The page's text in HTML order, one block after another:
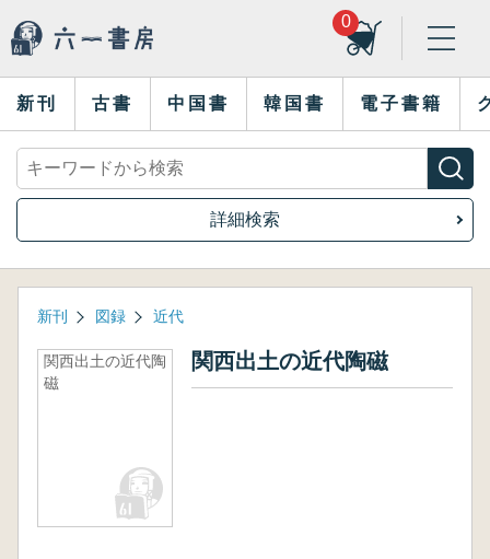
0
新刊 古書 中国書 韓国書 電子書籍
詳細検索
新刊 図録 近代
関西出土の近代陶
磁
関西出土の近代陶磁